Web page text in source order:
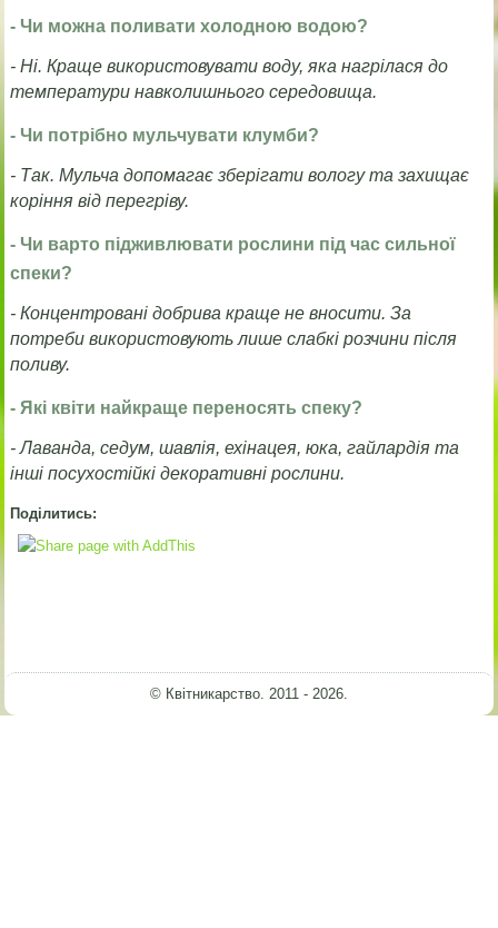
- Чи можна поливати холодною водою?
- Ні. Краще використовувати воду, яка нагрілася до
температури навколишнього середовища.
- Чи потрібно мульчувати клумби?
- Так. Мульча допомагає зберігати вологу та захищає
коріння від перегріву.
- Чи варто підживлювати рослини під час сильної
спеки?
- Концентровані добрива краще не вносити. За
потреби використовують лише слабкі розчини після
поливу.
- Які квіти найкраще переносять спеку?
- Лаванда, седум, шавлія, ехінацея, юка, гайлардія та
інші посухостійкі декоративні рослини.
Поділитись:
© Квітникарство. 2011 - 2026.